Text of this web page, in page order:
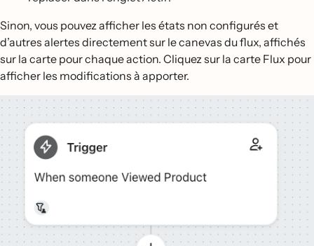
Sinon, vous pouvez afficher les états non configurés et
d’autres alertes directement sur le canevas du flux, affichés
sur la carte pour chaque action. Cliquez sur la carte Flux pour
afficher les modifications à apporter.